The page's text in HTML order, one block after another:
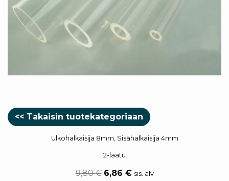
<< Takaisin tuotekategoriaan
Ulkohalkaisija 8mm, Sisähalkaisija 4mm
2-laatu
9,80€ 6,86 € sis. alv